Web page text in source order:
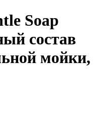
Soap
состав
мойки,